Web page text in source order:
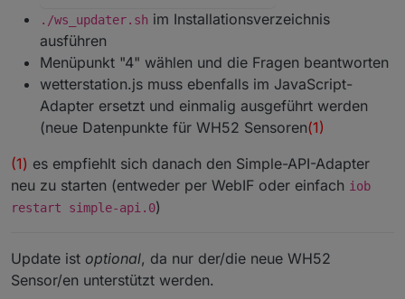
./ws_updater.sh im Installationsverzeichnis
ausführen
Menüpunkt "4" wählen und die Fragen beantworten
wetterstation.js muss ebenfalls im JavaScript-
Adapter ersetzt und einmalig ausgeführt werden
(neue Datenpunkte für WH52 Sensoren(1)
(1) es empfiehlt sich danach den Simple-API-Adapter
neu zu starten (entweder per WebIF oder einfach iob
restart simple-api.0)
Update ist optional, da nur der/die neue WH52
Sensor/en unterstützt werden.